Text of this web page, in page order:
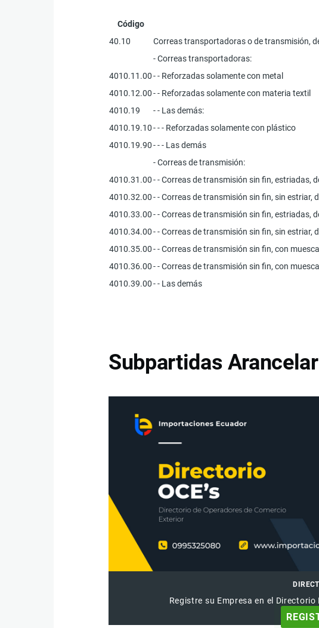
Código
40.10
Correas transportadoras o de transmisión,
- Correas transportadoras:
4010.11.00- - Reforzadas solamente con metal
4010.12.00- - Reforzadas solamente con materia textil
4010.19
- - Las demás:
4010.19.10- - - Reforzadas solamente con plástico
4010.19.90- - - Las demás
- Correas de transmisión:
4010.31.00- - Correas de transmisión sin fin, estriadas,
4010.32.00- - Correas de transmisión sin fin, sin
4010.33.00- - Correas de transmisión sin fin, estriadas,
4010.34.00- - Correas de transmisión sin fin, sin
4010.35.00- - Correas de transmisión sin fin, con
4010.36.00- - Correas de transmisión sin fin, con
4010.39.00- - Las demás
Subpartidas
Registre su Empresa en el